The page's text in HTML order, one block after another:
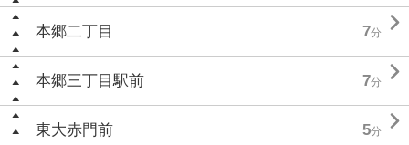
本郷二丁目 7分 
本郷三丁目駅前 7分 
東大赤門前 5分 